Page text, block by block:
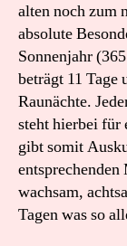
alten noch zum
absolute
Sonnenjahr
beträgt 11
Raunächte.
steht hierbei für
gibt somit
entsprechenden
wachsam,
Tagen was so